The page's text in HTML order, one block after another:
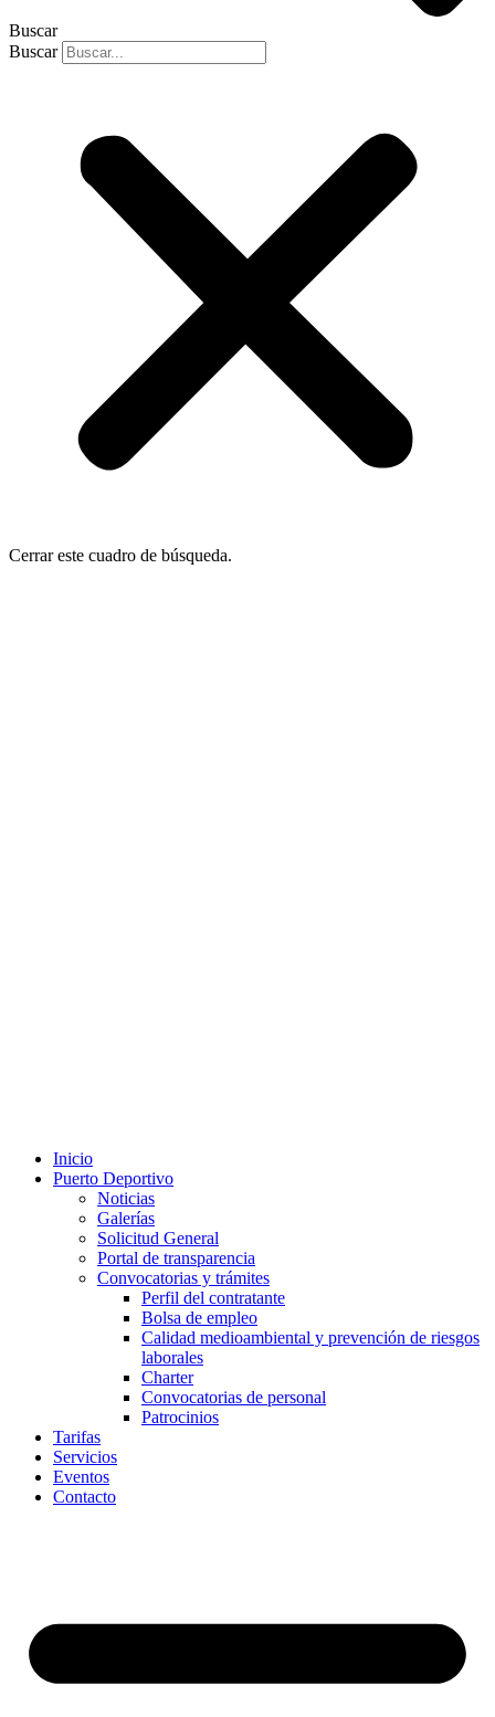
Buscar
Buscar
Cerrar este cuadro de búsqueda.
Inicio
Puerto Deportivo
Noticias
Galerías
Solicitud General
Portal de transparencia
Convocatorias y trámites
Perfil del contratante
Bolsa de empleo
Calidad medioambiental y prevención de riesgos
laborales
Charter
Convocatorias de personal
Patrocinios
Tarifas
Servicios
Eventos
Contacto